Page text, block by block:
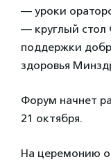
— уроки
— круглый стол
поддержки
здоровья
Форум начнет
21 октября.
На церемонию